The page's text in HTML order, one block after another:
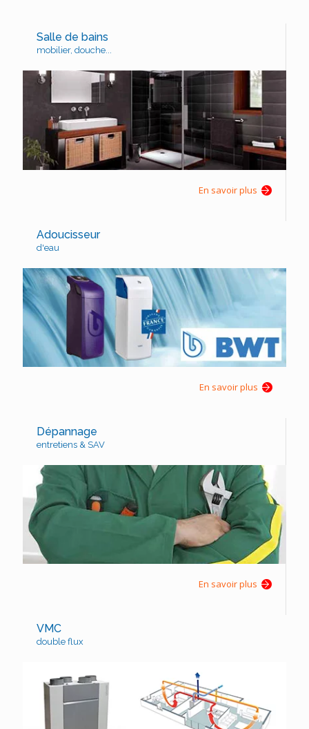
Salle de bains
mobilier, douche...
En savoir plus
Adoucisseur
d'eau
En savoir plus
Dépannage
entretiens & SAV
En savoir plus
VMC
double flux